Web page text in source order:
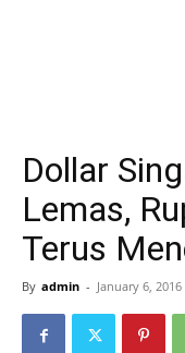
Dollar
Lemas,
Terus
By admin - January 6, 2016